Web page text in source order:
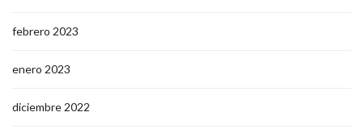
febrero 2023
enero 2023
diciembre 2022